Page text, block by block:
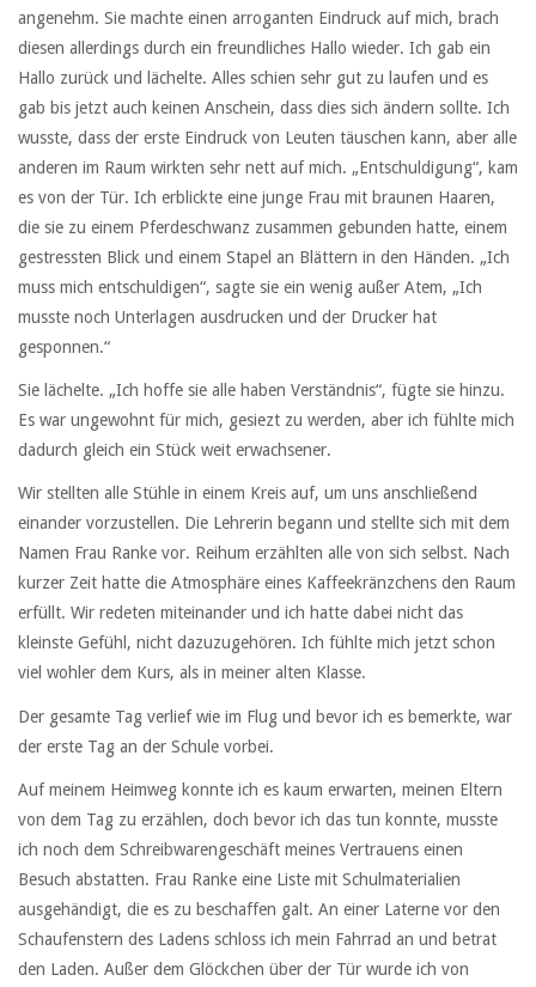
angenehm. Sie machte einen arroganten Eindruck auf mich, brach
diesen allerdings durch ein freundliches Hallo wieder. Ich gab ein
Hallo zurück und lächelte. Alles schien sehr gut zu laufen und es
gab bis jetzt auch keinen Anschein, dass dies sich ändern sollte. Ich
wusste, dass der erste Eindruck von Leuten täuschen kann, aber alle
anderen im Raum wirkten sehr nett auf mich. „Entschuldigung“, kam
es von der Tür. Ich erblickte eine junge Frau mit braunen Haaren,
die sie zu einem Pferdeschwanz zusammen gebunden hatte, einem
gestressten Blick und einem Stapel an Blättern in den Händen. „Ich
muss mich entschuldigen“, sagte sie ein wenig außer Atem, „Ich
musste noch Unterlagen ausdrucken und der Drucker hat
gesponnen.“
Sie lächelte. „Ich hoffe sie alle haben Verständnis“, fügte sie hinzu.
Es war ungewohnt für mich, gesiezt zu werden, aber ich fühlte mich
dadurch gleich ein Stück weit erwachsener.
Wir stellten alle Stühle in einem Kreis auf, um uns anschließend
einander vorzustellen. Die Lehrerin begann und stellte sich mit dem
Namen Frau Ranke vor. Reihum erzählten alle von sich selbst. Nach
kurzer Zeit hatte die Atmosphäre eines Kaffeekränzchens den Raum
erfüllt. Wir redeten miteinander und ich hatte dabei nicht das
kleinste Gefühl, nicht dazuzugehören. Ich fühlte mich jetzt schon
viel wohler dem Kurs, als in meiner alten Klasse.
Der gesamte Tag verlief wie im Flug und bevor ich es bemerkte, war
der erste Tag an der Schule vorbei.
Auf meinem Heimweg konnte ich es kaum erwarten, meinen Eltern
von dem Tag zu erzählen, doch bevor ich das tun konnte, musste
ich noch dem Schreibwarengeschäft meines Vertrauens einen
Besuch abstatten. Frau Ranke eine Liste mit Schulmaterialien
ausgehändigt, die es zu beschaffen galt. An einer Laterne vor den
Schaufenstern des Ladens schloss ich mein Fahrrad an und betrat
den Laden. Außer dem Glöckchen über der Tür wurde ich von